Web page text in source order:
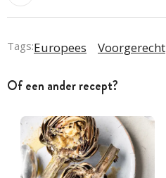
Tags:Europees Voorgerecht
Of een ander recept?